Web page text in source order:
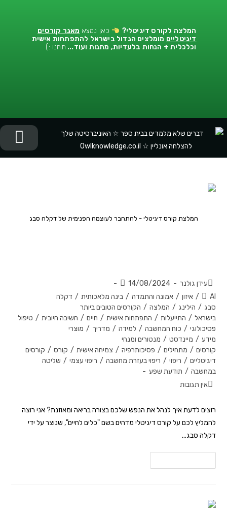
המלצה לקורס דיגיטלי? כאן נמצא מאגר קורסים
דיגיטליים מומלצים הגדול בישראל להתפתחות אישית
וכלכלית + הנחות בלעדיות, מתנות ועוד... תהנו :)
המלצת קורס דיגיטלי - להתחבר לעוצמה הפנימית של דקלה סבג
עידן גולנר
14/08/2024
AI
/ איזון / אמונה והתמדה / בינה מלאכותית / דקלה
סבג / הילינג / המלצה / הקורסים הטובים ביותר
בישראל / התייעלות / התפתחות אישית / חיים / חשיבה חיובית / טיפול
פסיכולוגי / כוח המחשבה / למידה / מדריך / מוצרי
מידע / מיינדסט / מנטורים ומנחי
קורסים / מתחילים / פסיכותרפיה / צמיחה אישית / קורס / קורסים
דיגיטליים / ריפוי / ריפוי בעזרת מחשבה / ריפוי עצמי / שליטה
במחשבה / תודעת שפע
אין תגובות
רוצים לדעת איך לנהל את הנפש שלכם בצורה בריאה ומאוזנת? אני רוצה
להמליץ לכם על קורס דיגיטלי מדהים בשם "כלים לחיים", שנוצר על ידי
דקלה סבג...